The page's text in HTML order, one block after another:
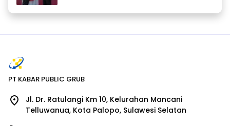
PT KABAR PUBLIC GRUB
Jl. Dr. Ratulangi Km 10, Kelurahan Mancani
Telluwanua, Kota Palopo, Sulawesi Selatan